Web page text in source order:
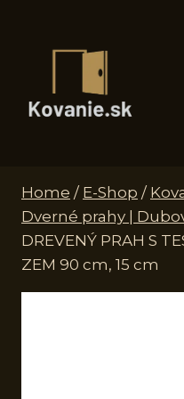
Home / E-Shop /
Dverné prahy |
DREVENÝ PRAH S
ZEM 90 cm, 15 cm